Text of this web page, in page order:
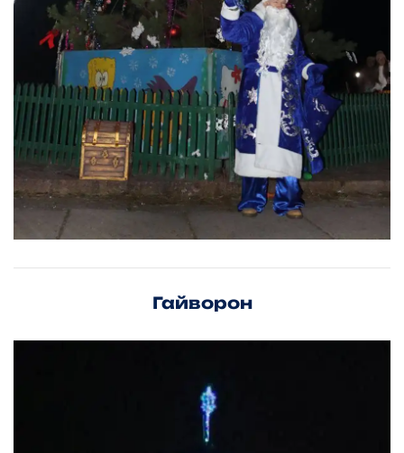
Гайворон